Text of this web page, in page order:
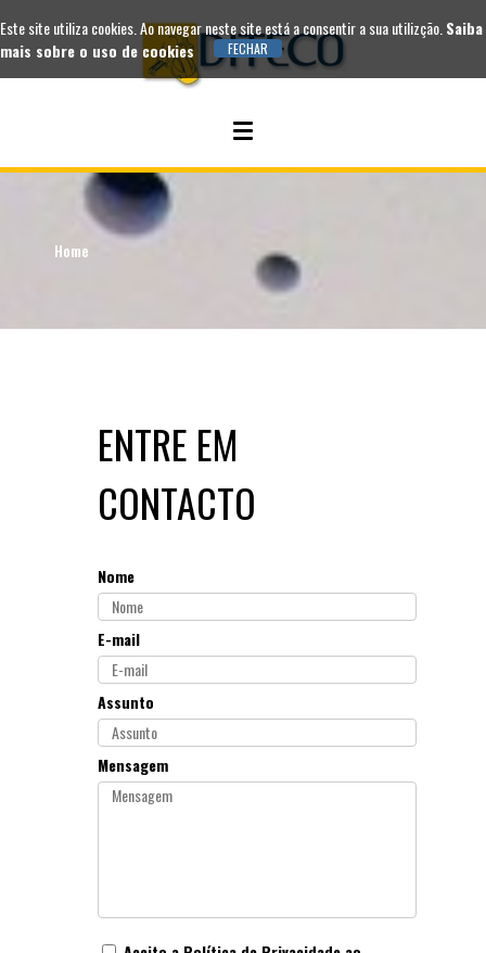
Home
ENTRE EM
CONTACTO
Nome
E-mail
Assunto
Mensagem
Este site utiliza cookies. Ao navegar neste site está a consentir a sua utilizção. Saiba
mais sobre o uso de cookies